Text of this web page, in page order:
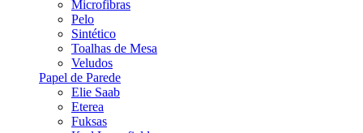
Microfibras
Pelo
Sintético
Toalhas de Mesa
Veludos
Papel de Parede
Elie Saab
Eterea
Fuksas